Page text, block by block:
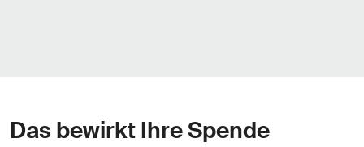
Das bewirkt Ihre Spende